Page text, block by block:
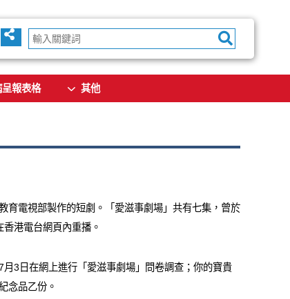
呈報表格 其他
育電視部製作的短劇。「愛滋事劇場」共有七集，曾於
港電台網頁內重播。
3日在網上進行「愛滋事劇場」問卷調查；你的寶貴
念品乙份。